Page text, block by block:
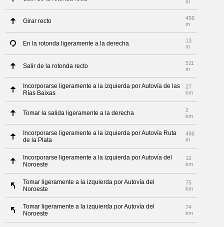
m
Girar recto
456
m
En la rotonda ligeramente a la derecha
13
m
Salir de la rotonda recto
511
m
Incorporarse ligeramente a la izquierda por Autovía de las
Rías Baixas
27
km
Tomar la salida ligeramente a la derecha
2
km
Incorporarse ligeramente a la izquierda por Autovía Ruta
de la Plata
486
m
Incorporarse ligeramente a la izquierda por Autovía del
Noroeste
12
km
Tomar ligeramente a la izquierda por Autovía del
Noroeste
75
km
Tomar ligeramente a la izquierda por Autovía del
Noroeste
74
km